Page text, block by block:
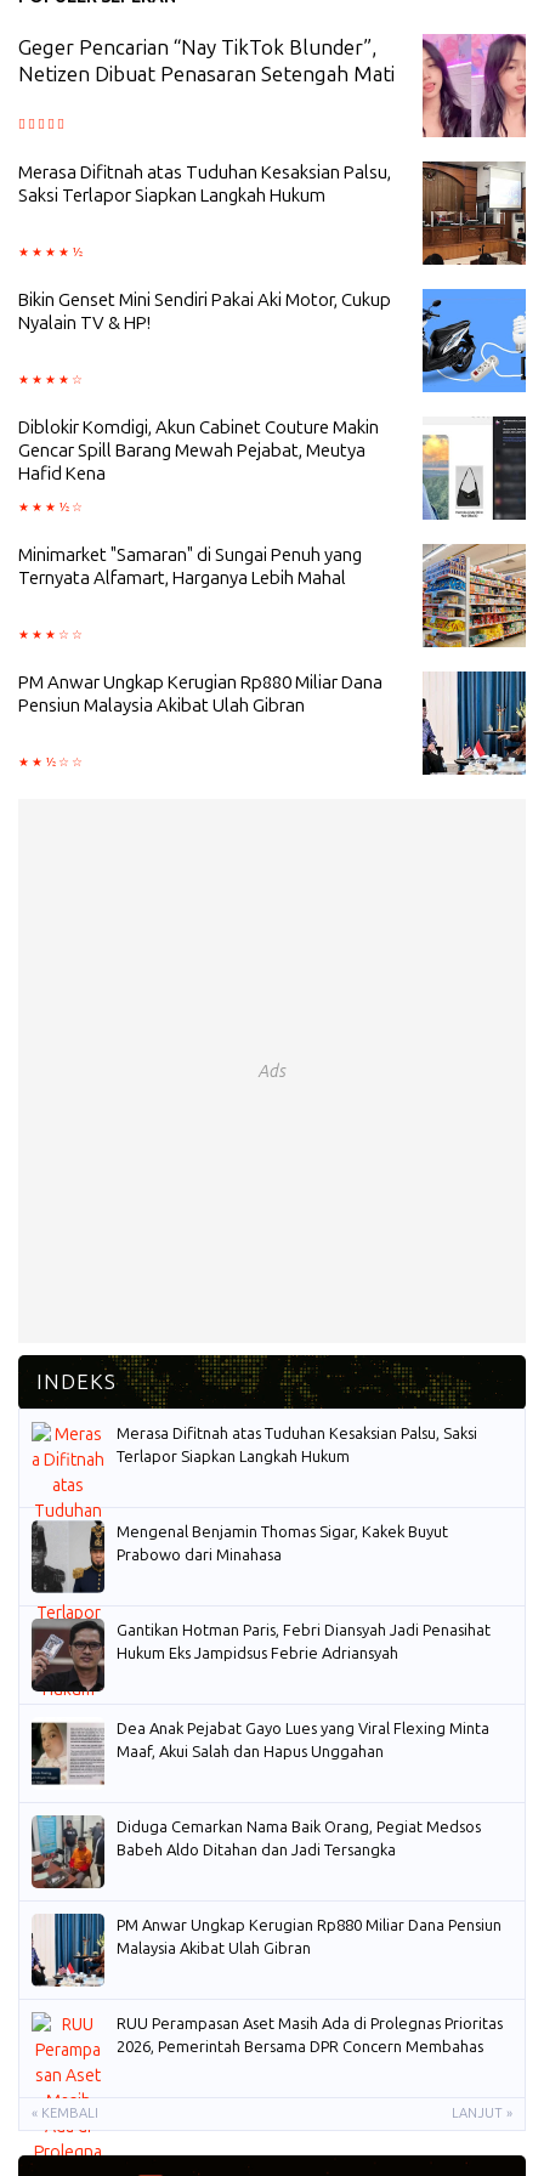
Geger Pencarian “Nay TikTok Blunder”,
Netizen Dibuat Penasaran Setengah Mati
Merasa Difitnah atas Tuduhan Kesaksian Palsu,
Saksi Terlapor Siapkan Langkah Hukum
Bikin Genset Mini Sendiri Pakai Aki Motor, Cukup
Nyalain TV & HP!
Diblokir Komdigi, Akun Cabinet Couture Makin
Gencar Spill Barang Mewah Pejabat, Meutya
Hafid Kena
Minimarket "Samaran" di Sungai Penuh yang
Ternyata Alfamart, Harganya Lebih Mahal
PM Anwar Ungkap Kerugian Rp880 Miliar Dana
Pensiun Malaysia Akibat Ulah Gibran
Ads
Merasa Difitnah atas Tuduhan Kesaksian Palsu, Saksi
Terlapor Siapkan Langkah Hukum
Mengenal Benjamin Thomas Sigar, Kakek Buyut
Prabowo dari Minahasa
Gantikan Hotman Paris, Febri Diansyah Jadi Penasihat
Hukum Eks Jampidsus Febrie Adriansyah
Dea Anak Pejabat Gayo Lues yang Viral Flexing Minta
Maaf, Akui Salah dan Hapus Unggahan
Diduga Cemarkan Nama Baik Orang, Pegiat Medsos
Babeh Aldo Ditahan dan Jadi Tersangka
PM Anwar Ungkap Kerugian Rp880 Miliar Dana Pensiun
Malaysia Akibat Ulah Gibran
RUU Perampasan Aset Masih Ada di Prolegnas Prioritas
2026, Pemerintah Bersama DPR Concern Membahas
« KEMBALI LANJUT »